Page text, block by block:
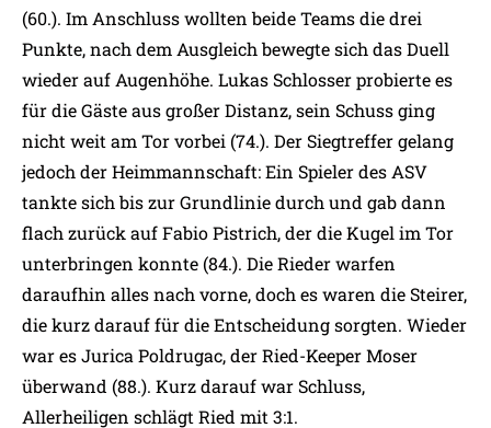
(60.). Im Anschluss wollten beide Teams die drei
Punkte, nach dem Ausgleich bewegte sich das Duell
wieder auf Augenhöhe. Lukas Schlosser probierte es
für die Gäste aus großer Distanz, sein Schuss ging
nicht weit am Tor vorbei (74.). Der Siegtreffer gelang
jedoch der Heimmannschaft: Ein Spieler des ASV
tankte sich bis zur Grundlinie durch und gab dann
flach zurück auf Fabio Pistrich, der die Kugel im Tor
unterbringen konnte (84.). Die Rieder warfen
daraufhin alles nach vorne, doch es waren die Steirer,
die kurz darauf für die Entscheidung sorgten. Wieder
war es Jurica Poldrugac, der Ried-Keeper Moser
überwand (88.). Kurz darauf war Schluss,
Allerheiligen schlägt Ried mit 3:1.